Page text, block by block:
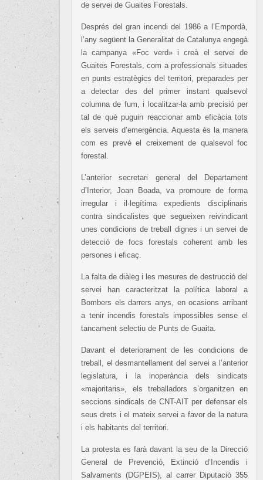
de servei de Guaites Forestals.
Després del gran incendi del 1986 a l’Empordà,
l’any següent la Generalitat de Catalunya engegà
la campanya «Foc verd» i creà el servei de
Guaites Forestals, com a professionals situades
en punts estratègics del territori, preparades per
a detectar des del primer instant qualsevol
columna de fum, i localitzar-la amb precisió per
tal de què puguin reaccionar amb eficàcia tots
els serveis d’emergència. Aquesta és la manera
com es prevé el creixement de qualsevol foc
forestal.
L’anterior secretari general del Departament
d’Interior, Joan Boada, va promoure de forma
irregular i il·legítima expedients disciplinaris
contra sindicalistes que segueixen reivindicant
unes condicions de treball dignes i un servei de
detecció de focs forestals coherent amb les
persones i eficaç.
La falta de diàleg i les mesures de destrucció del
servei han caracteritzat la política laboral a
Bombers els darrers anys, en ocasions arribant
a tenir incendis forestals impossibles sense el
tancament selectiu de Punts de Guaita.
Davant el deteriorament de les condicions de
treball, el desmantellament del servei a l’anterior
legislatura, i la inoperància dels sindicats
«majoritaris», els treballadors s’organitzen en
seccions sindicals de CNT-AIT per defensar els
seus drets i el mateix servei a favor de la natura
i els habitants del territori.
La protesta es farà davant la seu de la Direcció
General de Prevenció, Extinció d’Incendis i
Salvaments (DGPEIS), al carrer Diputació 355